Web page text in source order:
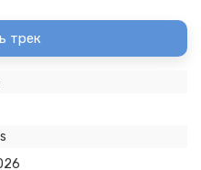
трек